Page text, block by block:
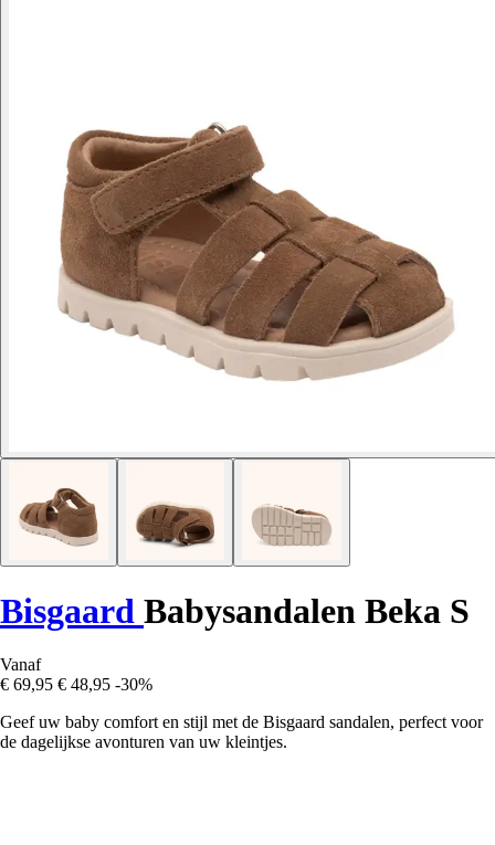
Bisgaard Babysandalen Beka S
Vanaf
€ 69,95 € 48,95 -30%
Geef uw baby comfort en stijl met de Bisgaard sandalen, perfect voor
de dagelijkse avonturen van uw kleintjes.